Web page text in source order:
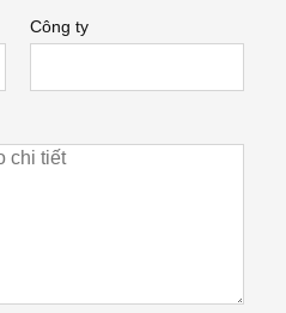
Công ty